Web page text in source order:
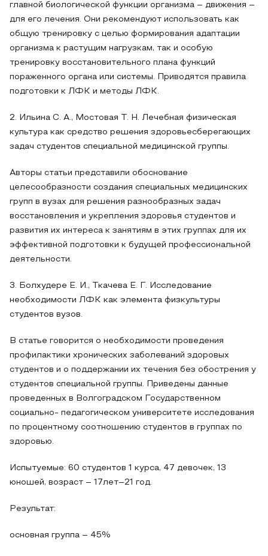
главной биологической функции организма – движения –
для его лечения. Они рекомендуют использовать как
общую тренировку с целью формирования адаптации
организма к растущим нагрузкам, так и особую
тренировку восстановительного плана функций
пораженного органа или системы. Приводятся правила
подготовки к ЛФК и методы ЛФК.
2. Ильина С. А., Мостовая Т. Н. Лечебная физическая
культура как средство решения здоровьесберегающих
задач студентов специальной медицинской группы.
Авторы статьи представили обоснование
целесообразности создания специальных медицинских
групп в вузах для решения разнообразных задач
восстановления и укрепления здоровья студентов и
развития их интереса к занятиям в этих группах для их
эффективной подготовки к будущей профессиональной
деятельности.
3. Болхудере Е. И., Ткачева Е. Г. Исследование
необходимости ЛФК как элемента физкультуры
студентов вузов.
В статье говорится о необходимости проведения
профилактики хронических заболеваний здоровых
студентов и о поддержании их течения без обострения у
студентов специальной группы. Приведены данные
проведенных в Волгоградском Государственном
социально- педагогическом университете исследования
по процентному соотношению студентов в группах по
здоровью.
Испытуемые: 60 студентов 1 курса, 47 девочек, 13
юношей, возраст – 17лет–21 год.
Результат:
основная группа – 45%